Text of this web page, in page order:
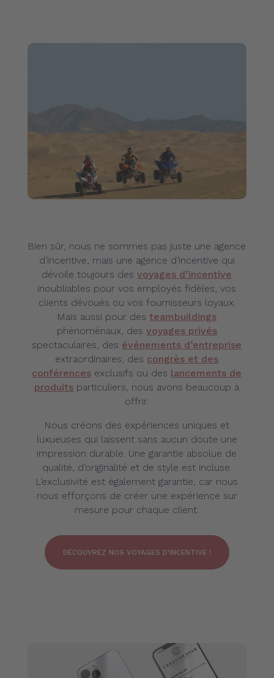
Bien sûr, nous ne sommes pas juste une agence
d’incentive, mais une agence d’incentive qui
dévoile toujours desvoyages d’incentive
inoubliables pour vos employés fidèles, vos
clients dévoués ou vos fournisseurs loyaux.
Mais aussi pour desteambuildings
phénoménaux, des voyages privés
spectaculaires, des événements d’entreprise
extraordinaires, des congrès et des
conférences exclusifs ou des lancements de
produits particuliers, nous avons beaucoup à
offrir.
Nous créons des expériences uniques et
luxueuses qui laissent sans aucun doute une
impression durable. Une garantie absolue de
qualité, d’originalité et de style est incluse.
L’exclusivité est également garantie, car nous
nous efforçons de créer une expérience sur
mesure pour chaque client.
DÉCOUVREZ NOS VOYAGES D'INCENTIVE !